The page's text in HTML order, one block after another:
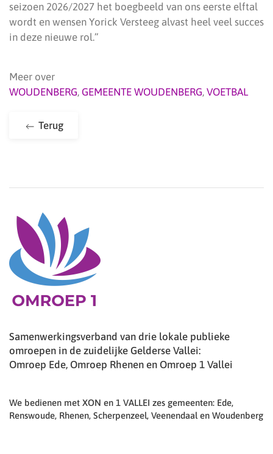
seizoen 2026/2027 het boegbeeld van ons eerste elftal
wordt en wensen Yorick Versteeg alvast heel veel succes
in deze nieuwe rol.”
Meer over
WOUDENBERG, GEMEENTE WOUDENBERG, VOETBAL
Terug
Samenwerkingsverband van drie lokale publieke
omroepen in de zuidelijke Gelderse Vallei:
Omroep Ede, Omroep Rhenen en Omroep 1 Vallei
We bedienen met XON en 1 VALLEI zes gemeenten: Ede,
Renswoude, Rhenen, Scherpenzeel, Veenendaal en Woudenberg